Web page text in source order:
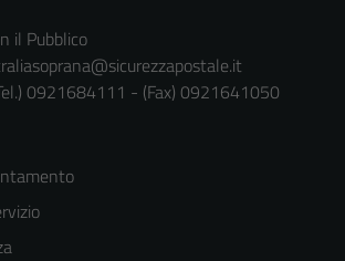
il Pubblico
0921684111 - (Fax) 0921641050